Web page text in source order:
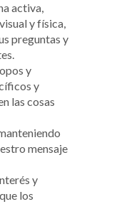
activa,
y física,
preguntas y
y
y
las cosas
mensaje
y
los